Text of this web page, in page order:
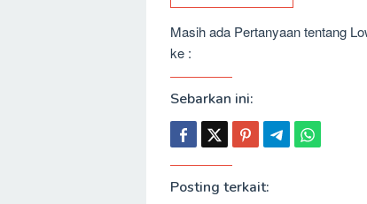
Masih ada Pertanyaan tentang
ke :
Sebarkan ini:
Posting terkait: